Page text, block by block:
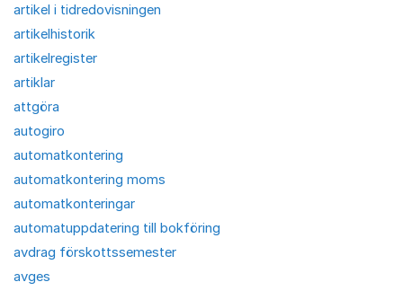
artikel i tidredovisningen
artikelhistorik
artikelregister
artiklar
attgöra
autogiro
automatkontering
automatkontering moms
automatkonteringar
automatuppdatering till bokföring
avdrag förskottssemester
avges